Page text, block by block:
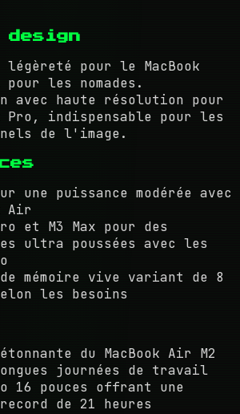
design
pour le MacBook
les nomades.
avec haute résolution pour
Pro, indispensable pour les
de l'image.
une puissance modérée avec
Air
et M3 Max pour des
ultra poussées avec les
mémoire vive variant de 8
les besoins
du MacBook Air M2
journées de travail
16 pouces offrant une
de 21 heures